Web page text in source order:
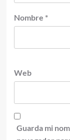
Nombre *
Web
Guarda mi